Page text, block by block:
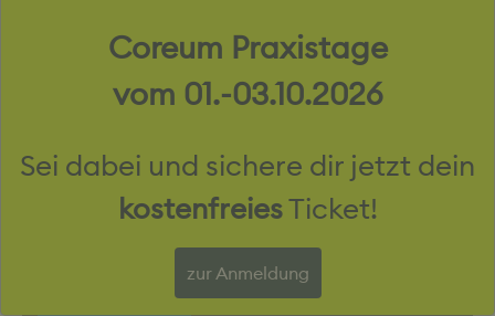
Coreum
Zukunftskonferenz
Coreum Praxistage
vom 01.-03.10.2026
Sei dabei und sichere dir jetzt dein
kostenfreiesTicket!
zur Anmeldung